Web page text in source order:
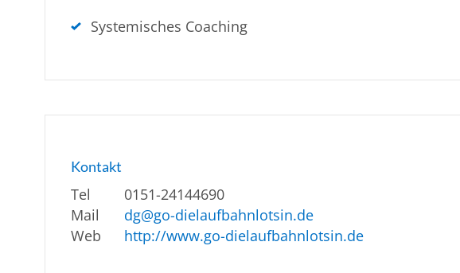
Systemisches Coaching
Kontakt
Tel
0151-24144690
Mail
dg@go-dielaufbahnlotsin.de
Web
http://www.go-dielaufbahnlotsin.de